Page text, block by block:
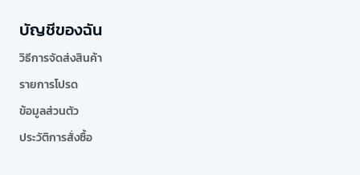
บัญชีของฉัน
วิธีการจัดส่งสินค้า
รายการโปรด
ข้อมูลส่วนตัว
ประวัติการสั่งซื้อ